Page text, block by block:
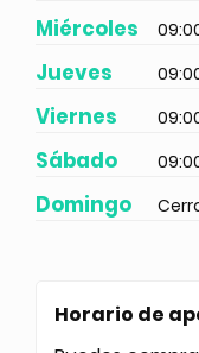
Miércoles
Jueves
Viernes
Sábado
Domingo
Horario de